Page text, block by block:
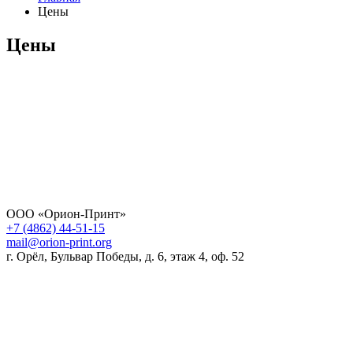
Цены
Цены
ООО «Орион-Принт»
+7 (4862) 44-51-15
mail@orion-print.org
г. Орёл, Бульвар Победы, д. 6, этаж 4, оф. 52